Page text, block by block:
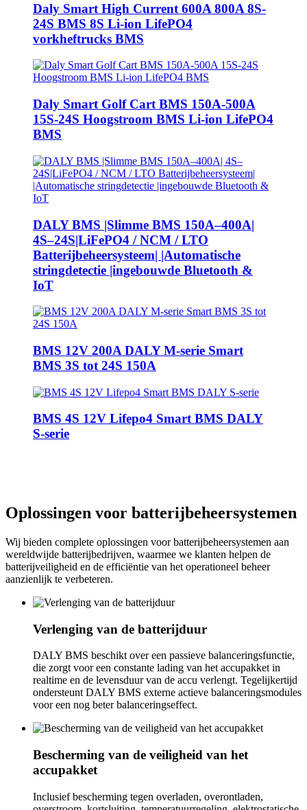
Daly Smart High Current 600A 800A 8S-
24S BMS 8S Li-ion LifePO4
vorkheftrucks BMS
Daly Smart Golf Cart BMS 150A-500A
15S-24S Hoogstroom BMS Li-ion LifePO4
BMS
DALY BMS |Slimme BMS 150A–400A|
4S–24S|LiFePO4 / NCM / LTO
Batterijbeheersysteem| |Automatische
stringdetectie |ingebouwde Bluetooth &
IoT
BMS 12V 200A DALY M-serie Smart
BMS 3S tot 24S 150A
BMS 4S 12V Lifepo4 Smart BMS DALY
S-serie
Oplossingen voor batterijbeheersystemen
Wij bieden complete oplossingen voor batterijbeheersystemen aan
wereldwijde batterijbedrijven, waarmee we klanten helpen de
batterijveiligheid en de efficiëntie van het operationeel beheer
aanzienlijk te verbeteren.
Verlenging van de batterijduur
DALY BMS beschikt over een passieve balanceringsfunctie,
die zorgt voor een constante lading van het accupakket in
realtime en de levensduur van de accu verlengt. Tegelijkertijd
ondersteunt DALY BMS externe actieve balanceringsmodules
voor een nog beter balanceringseffect.
Bescherming van de veiligheid van het
accupakket
Inclusief bescherming tegen overladen, overontladen,